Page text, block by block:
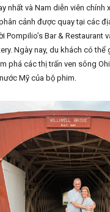
nhất và Nam diễn viên chính
cảnh được quay tại các
Pompilio’s Bar & Restaurant
Ngày nay, du khách có
phá các thị trấn ven sông
Mỹ của bộ phim.